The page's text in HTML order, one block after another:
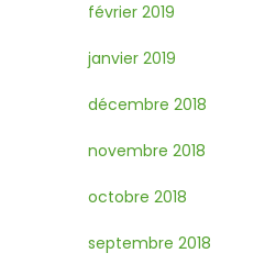
février 2019
janvier 2019
décembre 2018
novembre 2018
octobre 2018
septembre 2018